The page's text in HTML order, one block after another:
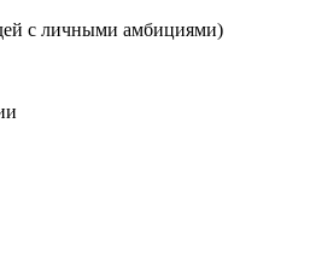
с личными амбициями)